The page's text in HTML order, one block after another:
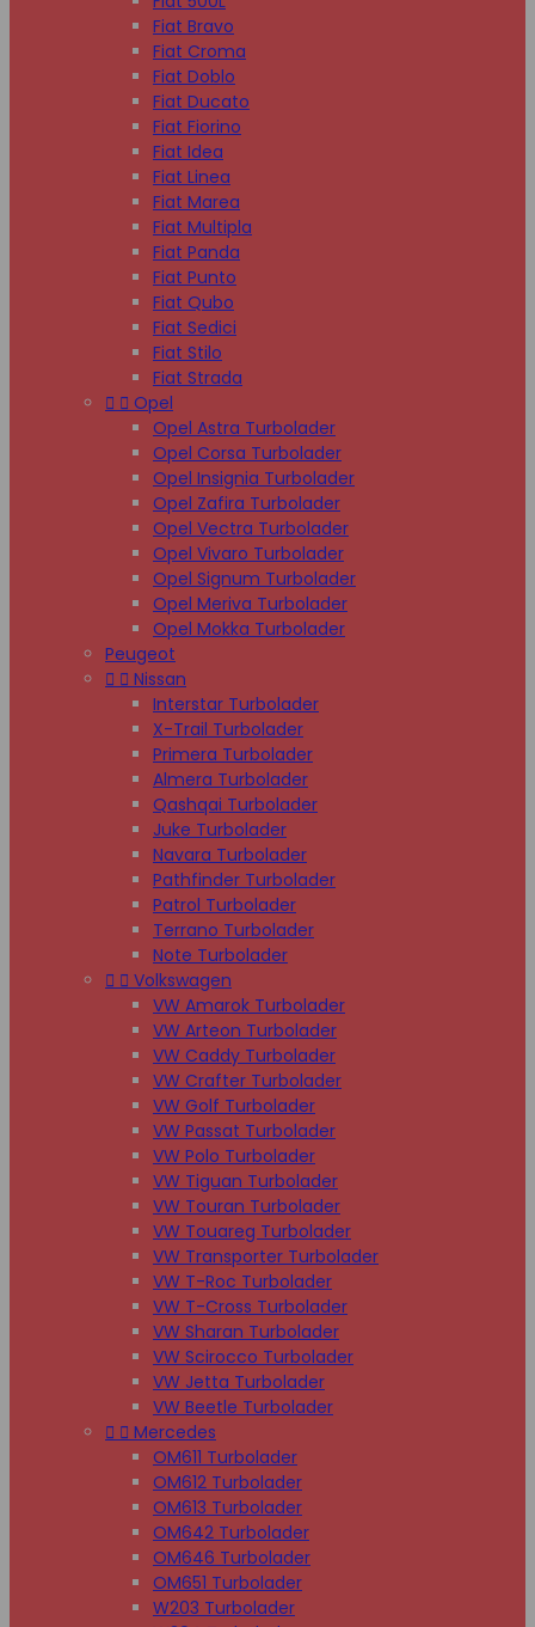
Fiat Bravo
Fiat Croma
Fiat Doblo
Fiat Ducato
Fiat Fiorino
Fiat Idea
Fiat Linea
Fiat Marea
Fiat Multipla
Fiat Panda
Fiat Punto
Fiat Qubo
Fiat Sedici
Fiat Stilo
Fiat Strada
  Opel
Opel Astra Turbolader
Opel Corsa Turbolader
Opel Insignia Turbolader
Opel Zafira Turbolader
Opel Vectra Turbolader
Opel Vivaro Turbolader
Opel Signum Turbolader
Opel Meriva Turbolader
Opel Mokka Turbolader
Peugeot
  Nissan
Interstar Turbolader
X-Trail Turbolader
Primera Turbolader
Almera Turbolader
Qashqai Turbolader
Juke Turbolader
Navara Turbolader
Pathfinder Turbolader
Patrol Turbolader
Terrano Turbolader
Note Turbolader
  Volkswagen
VW Amarok Turbolader
VW Arteon Turbolader
VW Caddy Turbolader
VW Crafter Turbolader
VW Golf Turbolader
VW Passat Turbolader
VW Polo Turbolader
VW Tiguan Turbolader
VW Touran Turbolader
VW Touareg Turbolader
VW Transporter Turbolader
VW T-Roc Turbolader
VW T-Cross Turbolader
VW Sharan Turbolader
VW Scirocco Turbolader
VW Jetta Turbolader
VW Beetle Turbolader
  Mercedes
OM611 Turbolader
OM612 Turbolader
OM613 Turbolader
OM642 Turbolader
OM646 Turbolader
OM651 Turbolader
W203 Turbolader